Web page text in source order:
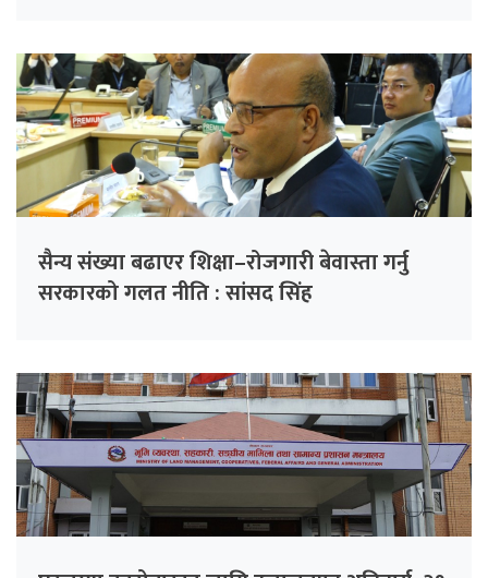
सैन्य संख्या बढाएर शिक्षा–रोजगारी बेवास्ता गर्नु
सरकारको गलत नीति : सांसद सिंह